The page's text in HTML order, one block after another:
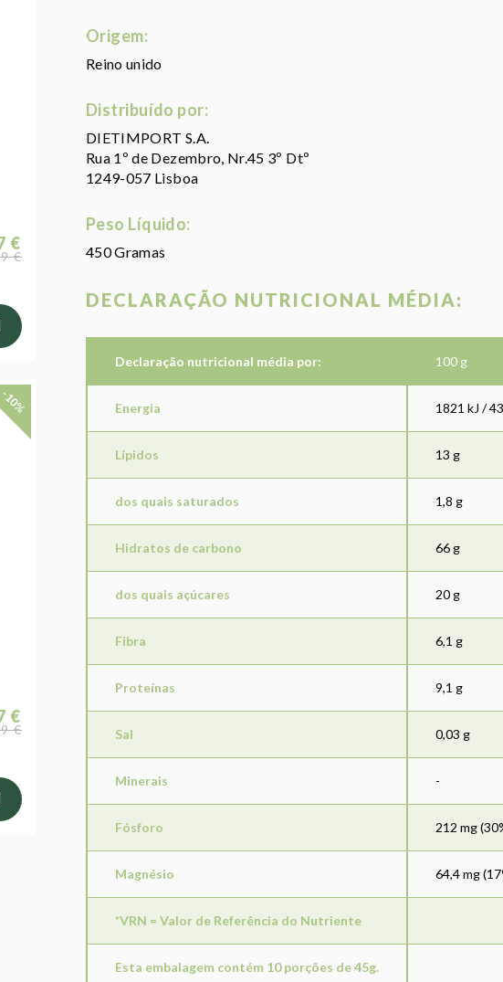
Origem:
Reino unido
Distribuído por:
DIETIMPORT S.A.
Rua 1º de Dezembro, Nr.45 3º Dtº
1249-057 Lisboa
Peso Líquido:
450 Gramas
DECLARAÇÃO NUTRICIONAL MÉDIA:
Declaração nutricional média por: 100 g
Energia 1821 kJ /
Lípidos 13 g
dos quais saturados 1,8 g
Hidratos de carbono 66 g
dos quais açúcares 20 g
Fibra 6,1 g
Proteínas 9,1 g
Sal 0,03 g
Minerais -
Fósforo 212 mg
Magnésio 64,4 mg
*VRN = Valor de Referência do Nutriente
Esta embalagem contém 10 porções de 45g.
€
€
-10%
€
€